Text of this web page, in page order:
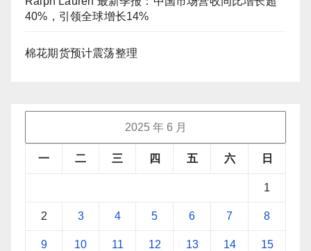
40%，引领全球增长14%
棉花期货预计震荡整理
2025 年 6 月
一 二 三 四 五 六 日
1
2 3 4 5 6 7 8
9 10 11 12 13 14 15